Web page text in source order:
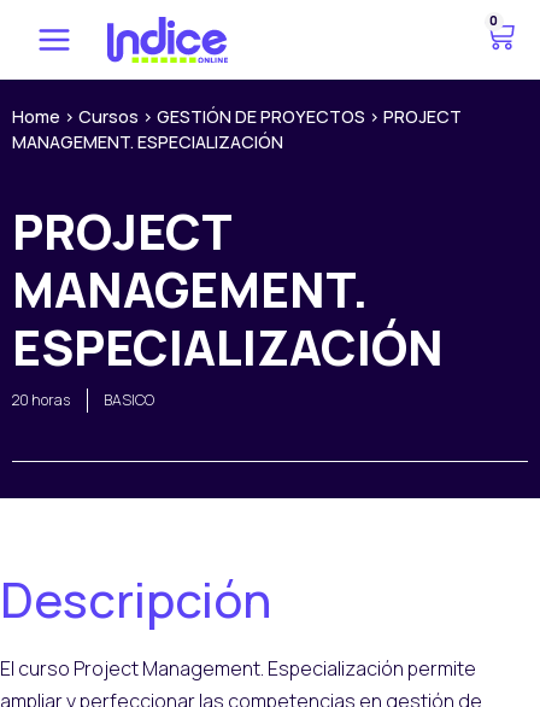
contenido
0
C
a
Home > Cursos > GESTIÓN DE PROYECTOS > PROJECT
MANAGEMENT. ESPECIALIZACIÓN
PROJECT
MANAGEMENT.
ESPECIALIZACIÓN
20 horas BASICO
Descripción
El curso Project Management. Especialización permite
ampliar y perfeccionar las competencias en gestión de